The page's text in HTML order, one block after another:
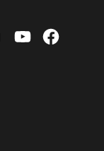
YouTubeFacebook